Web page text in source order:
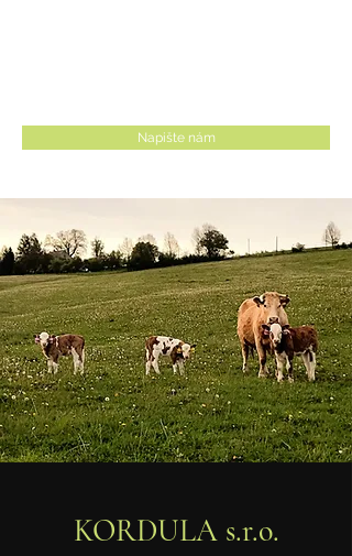
Napište nám
KORDULA s.r.o.